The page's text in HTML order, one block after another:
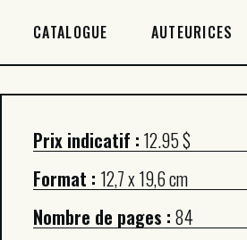
CATALOGUE AUTEURICES
Prix indicatif : 12.95 $
Format : 12,7 x 19,6 cm
Nombre de pages : 84